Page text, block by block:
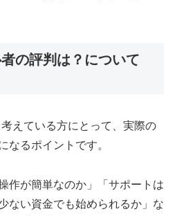
の評判は？について
えている方にとって、実際の
なるポイントです。
作が簡単なのか」「サポートは
ない資金でも始められるか」な